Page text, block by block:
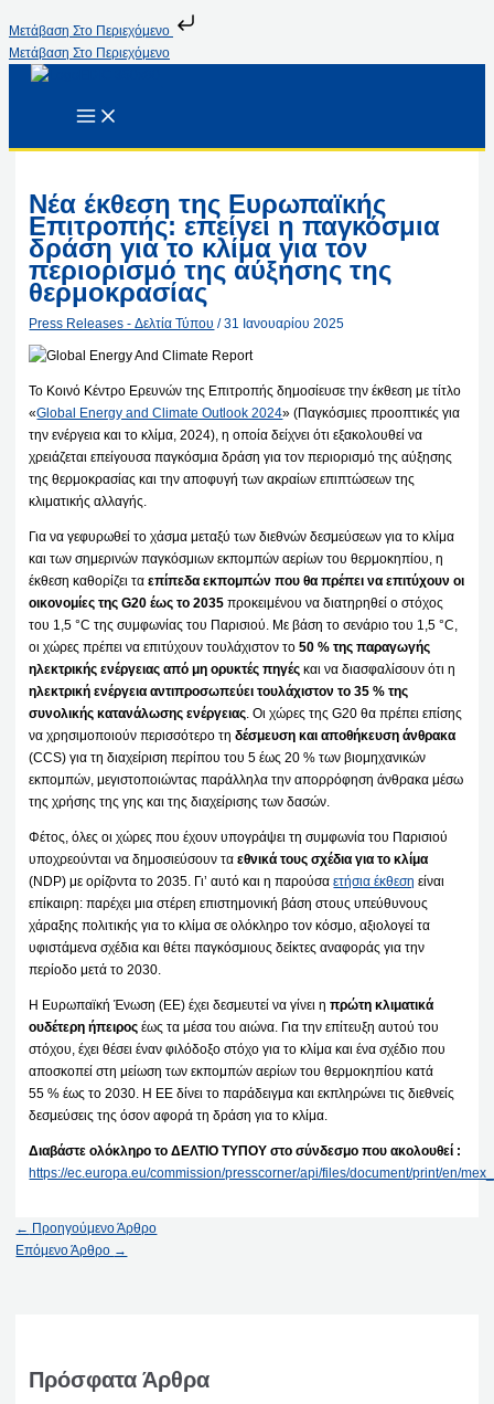
Μετάβαση Στο Περιεχόμενο
Μετάβαση Στο Περιεχόμενο
Νέα έκθεση της Ευρωπαϊκής
Επιτροπής: επείγει η παγκόσμια
δράση για το κλίμα για τον
περιορισμό της αύξησης της
θερμοκρασίας
Press Releases - Δελτία Τύπου /31 Ιανουαρίου 2025
Το Κοινό Κέντρο Ερευνών της Επιτροπής δημοσίευσε την έκθεση με τίτλο
«Global Energy and Climate Outlook 2024» (Παγκόσμιες προοπτικές για
την ενέργεια και το κλίμα, 2024), η οποία δείχνει ότι εξακολουθεί να
χρειάζεται επείγουσα παγκόσμια δράση για τον περιορισμό της αύξησης
της θερμοκρασίας και την αποφυγή των ακραίων επιπτώσεων της
κλιματικής αλλαγής.
Για να γεφυρωθεί το χάσμα μεταξύ των διεθνών δεσμεύσεων για το κλίμα
και των σημερινών παγκόσμιων εκπομπών αερίων του θερμοκηπίου, η
έκθεση καθορίζει ταεπίπεδα εκπομπών που θα πρέπει να επιτύχουν οι
οικονομίες της G20 έως το 2035 προκειμένου να διατηρηθεί ο στόχος
του 1,5 °C της συμφωνίας του Παρισιού. Με βάση το σενάριο του 1,5 °C,
οι χώρες πρέπει να επιτύχουν τουλάχιστον το50 % της παραγωγής
ηλεκτρικής ενέργειας από μη ορυκτές πηγές και να διασφαλίσουν ότι η
ηλεκτρική ενέργεια αντιπροσωπεύει τουλάχιστον το 35 % της
συνολικής κατανάλωσης ενέργειας. Οι χώρες της G20 θα πρέπει επίσης
να χρησιμοποιούν περισσότερο τηδέσμευση και αποθήκευση άνθρακα
(CCS) για τη διαχείριση περίπου του 5 έως 20 % των βιομηχανικών
εκπομπών, μεγιστοποιώντας παράλληλα την απορρόφηση άνθρακα μέσω
της χρήσης της γης και της διαχείρισης των δασών.
Φέτος, όλες οι χώρες που έχουν υπογράψει τη συμφωνία του Παρισιού
υποχρεούνται να δημοσιεύσουν ταεθνικά τους σχέδια για το κλίμα
(NDP) με ορίζοντα το 2035. Γι’ αυτό και η παρούσαετήσια έκθεση είναι
επίκαιρη: παρέχει μια στέρεη επιστημονική βάση στους υπεύθυνους
χάραξης πολιτικής για το κλίμα σε ολόκληρο τον κόσμο, αξιολογεί τα
υφιστάμενα σχέδια και θέτει παγκόσμιους δείκτες αναφοράς για την
περίοδο μετά το 2030.
Η Ευρωπαϊκή Ένωση (ΕΕ) έχει δεσμευτεί να γίνει ηπρώτη κλιματικά
ουδέτερη ήπειρος έως τα μέσα του αιώνα. Για την επίτευξη αυτού του
στόχου, έχει θέσει έναν φιλόδοξο στόχο για το κλίμα και ένα σχέδιο που
αποσκοπεί στη μείωση των εκπομπών αερίων του θερμοκηπίου κατά
55 % έως το 2030. Η ΕΕ δίνει το παράδειγμα και εκπληρώνει τις διεθνείς
δεσμεύσεις της όσον αφορά τη δράση για το κλίμα.
Διαβάστε ολόκληρο το ΔΕΛΤΙΟ ΤΥΠΟΥ στο σύνδεσμο που ακολουθεί :
https://ec.europa.eu/commission/presscorner/api/files/document/print/en/
← Προηγούμενο Άρθρο
Επόμενο Άρθρο →
Πρόσφατα Άρθρα